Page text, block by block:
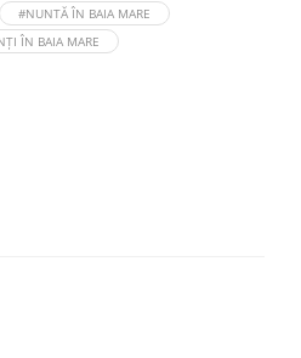
#NUNTĂ ÎN BAIA MARE
ÎN BAIA MARE